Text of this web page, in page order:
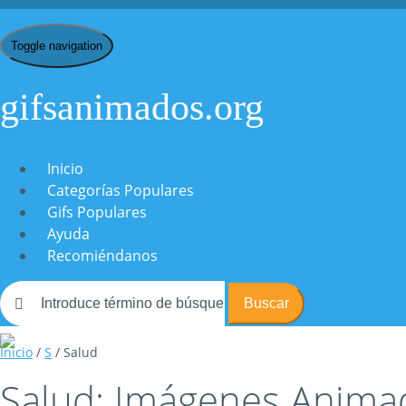
Toggle navigation
gifsanimados.org
Inicio
Categorías Populares
Gifs Populares
Ayuda
Recomiéndanos
Buscar
Inicio / S / Salud